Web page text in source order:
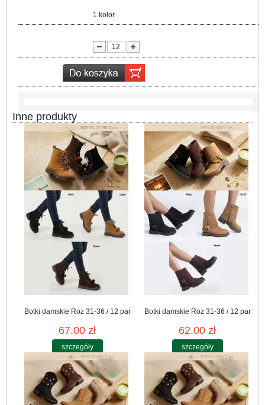
1 kolor
Inne produkty
Botki damskie Roz 31-36 / 12 par
67.00 zł
szczegóły
Botki damskie Roz 31-36 / 12 par
62.00 zł
szczegóły